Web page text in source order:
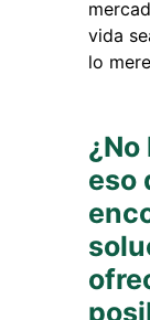
vida
lo
eso